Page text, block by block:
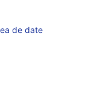
de date